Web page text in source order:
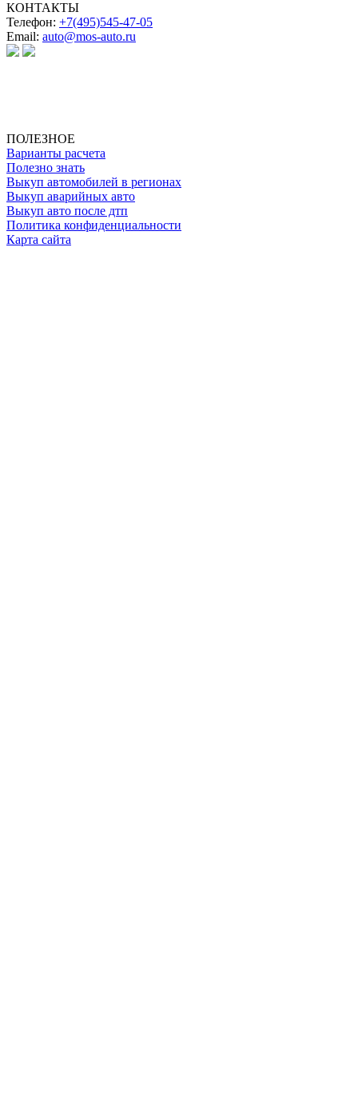
КОНТАКТЫ
Телефон: +7(495)545-47-05
Email: auto@mos-auto.ru
ПОЛЕЗНОЕ
Варианты расчета
Полезно знать
Выкуп автомобилей в регионах
Выкуп аварийных авто
Выкуп авто после дтп
Политика конфиденциальности
Карта сайта